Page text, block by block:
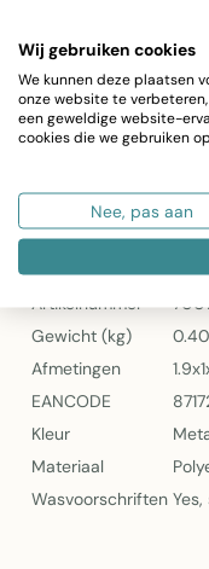
Kleur: Goud/
Materiaal:
Gewicht: 400
EAN-code:
2Lif Marissa Lurex
Specificaties
Artikelnummer
Gewicht (kg)
Afmetingen
EANCODE
Kleur
Materiaal
Wasvoorschriften
Wij gebruiken cookies
We kunnen deze plaatsen
onze website te
een geweldige website-
cookies die we gebruiken
Nee, pas aan